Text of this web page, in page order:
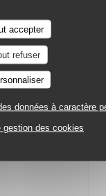
accepter
refuser
données à caractère
gestion des cookies
Toute
vous ayez
vous
saveurs.